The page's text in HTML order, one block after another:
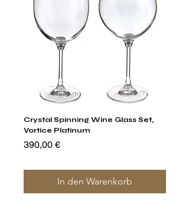
Crystal Spinning Wine Glass Set,
Vortice Platinum
Preis
390,00 €
In den Warenkorb